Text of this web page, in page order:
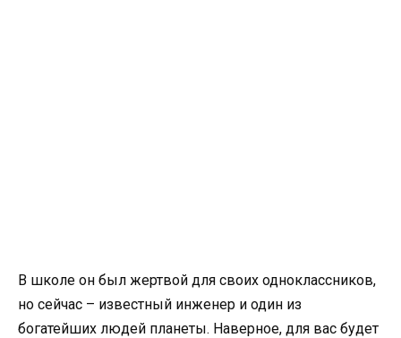
В школе он был жертвой для своих одноклассников,
но сейчас – известный инженер и один из
богатейших людей планеты. Наверное, для вас будет